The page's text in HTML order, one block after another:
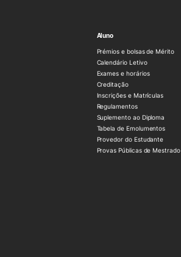
Aluno
Prémios e bolsas de Mérito
Calendário Letivo
Exames e horários
Creditação
Inscrições e Matrículas
Regulamentos
Suplemento ao Diploma
Tabela de Emolumentos
Provedor do Estudante
Provas Públicas de Mestrado